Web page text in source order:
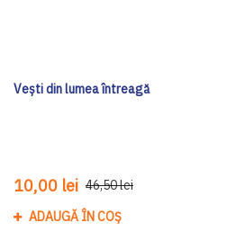
Vești din lumea întreagă
10,00 lei 46,50 lei
ADAUGĂ ÎN COȘ